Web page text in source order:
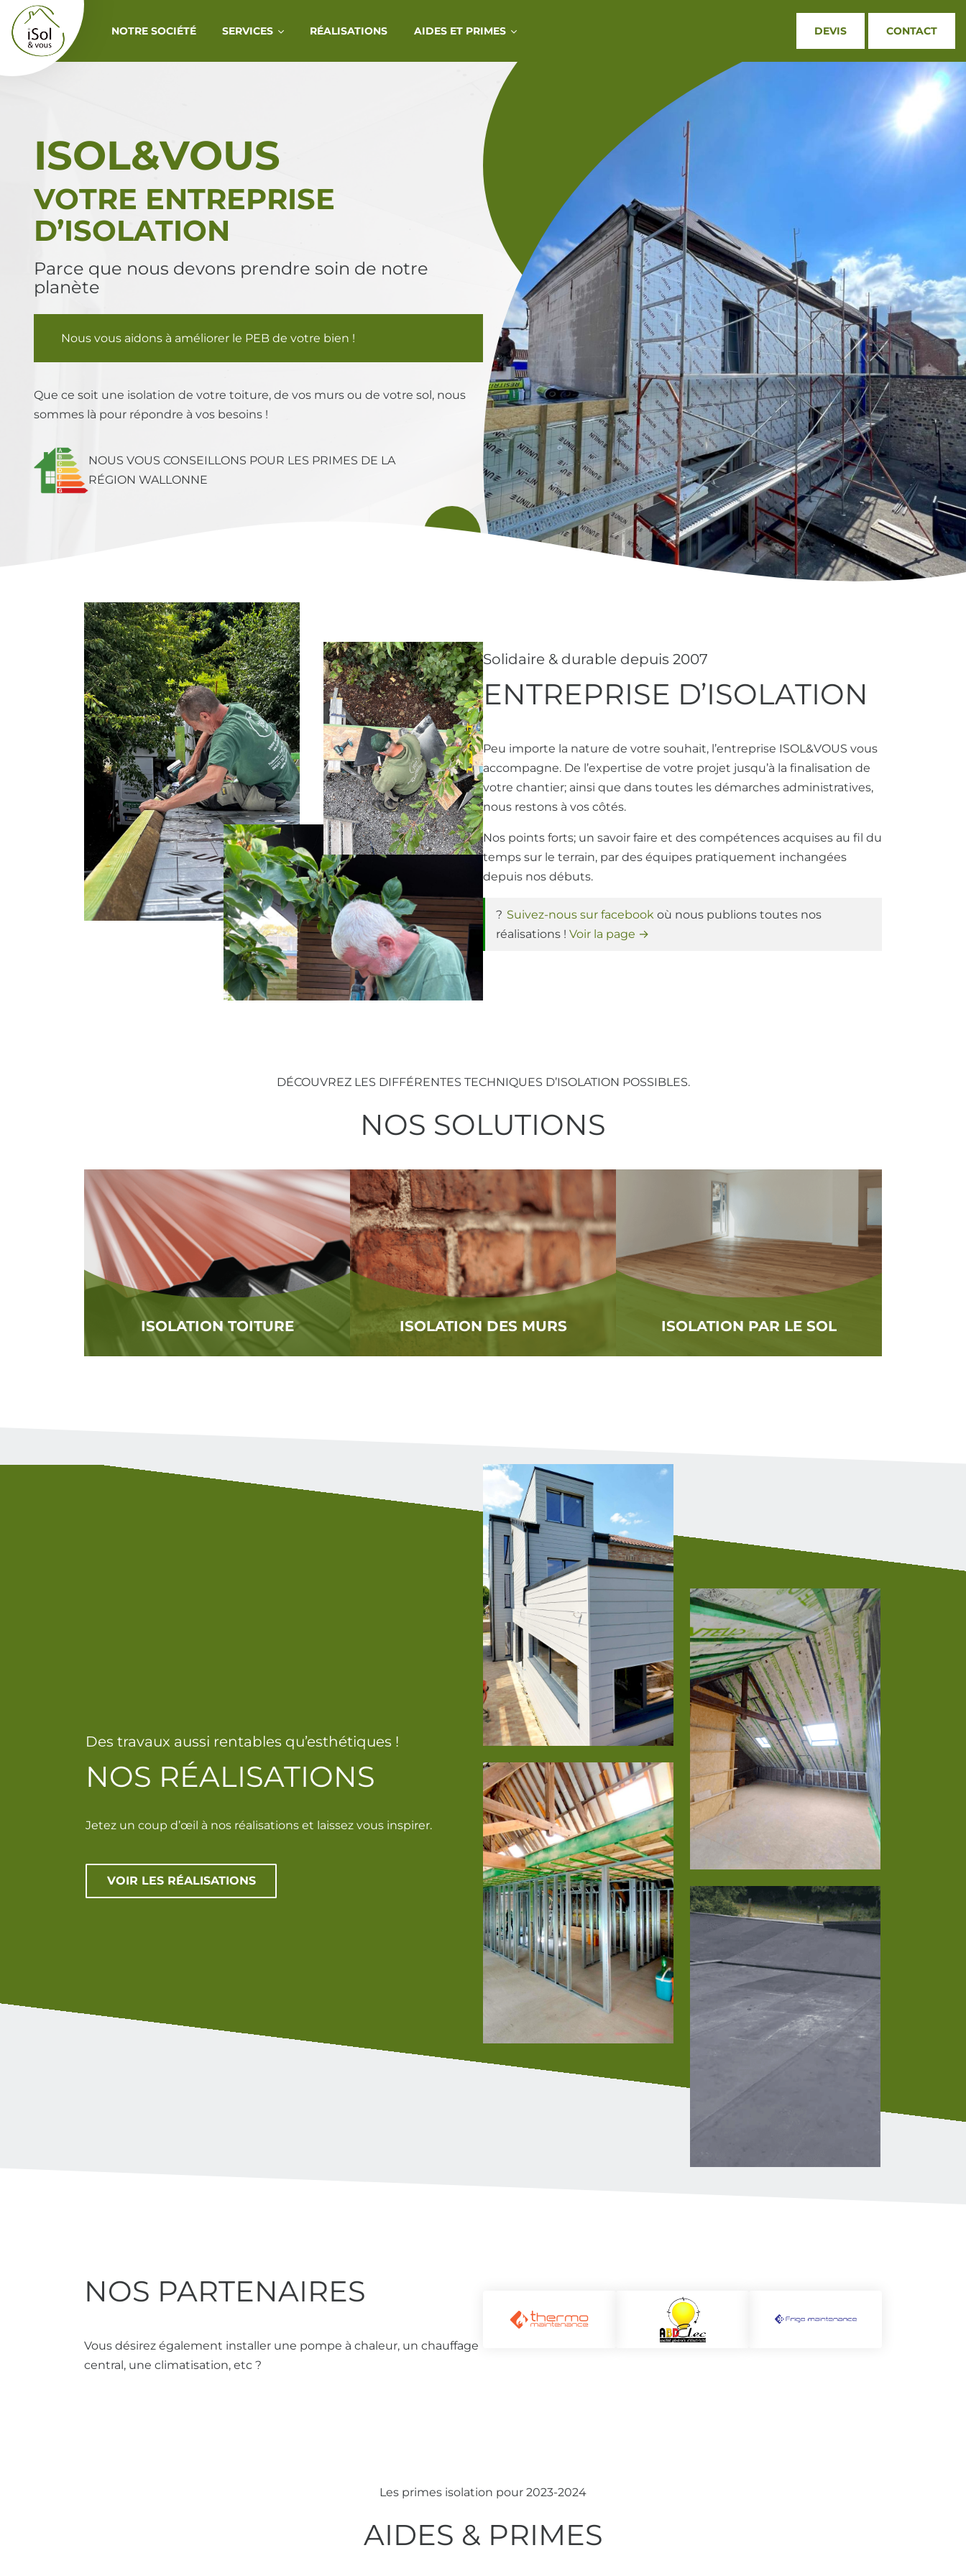
Aller au contenu
NOTRE SOCIÉTÉ SERVICES RÉALISATIONS AIDES ET PRIMES DEVIS CONTACT
ISOL&VOUS
VOTRE ENTREPRISE
D’ISOLATION
Parce que nous devons prendre soin de notre
planète
Nous vous aidons à améliorer le PEB de votre bien !
Que ce soit une isolation de votre toiture, de vos murs ou de votre sol, nous
sommes là pour répondre à vos besoins !
NOUS VOUS CONSEILLONS POUR LES PRIMES DE LA
RÉGION WALLONNE
Solidaire & durable depuis 2007
ENTREPRISE D’ISOLATION
Peu importe la nature de votre souhait, l’entreprise ISOL&VOUS vous
accompagne. De l’expertise de votre projet jusqu’à la finalisation de
votre chantier; ainsi que dans toutes les démarches administratives,
nous restons à vos côtés.
Nos points forts; un savoir faire et des compétences acquises au fil du
temps sur le terrain, par des équipes pratiquement inchangées
depuis nos débuts.
Suivez-nous sur facebook où nous publions toutes nos
réalisations ! Voir la page →
DÉCOUVREZ LES DIFFÉRENTES TECHNIQUES D’ISOLATION POSSIBLES.
NOS SOLUTIONS
ISOLATION TOITURE ISOLATION DES MURS ISOLATION PAR LE SOL
Des travaux aussi rentables qu’esthétiques !
NOS RÉALISATIONS
Jetez un coup d’œil à nos réalisations et laissez vous inspirer.
VOIR LES RÉALISATIONS
NOS PARTENAIRES
Vous désirez également installer une pompe à chaleur, un chauffage
central, une climatisation, etc ?
Les primes isolation pour 2023-2024
AIDES & PRIMES